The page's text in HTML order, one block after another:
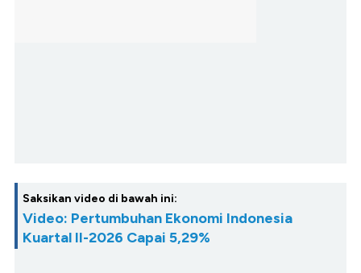
Saksikan video di bawah ini:
Video: Pertumbuhan Ekonomi Indonesia
Kuartal II-2026 Capai 5,29%